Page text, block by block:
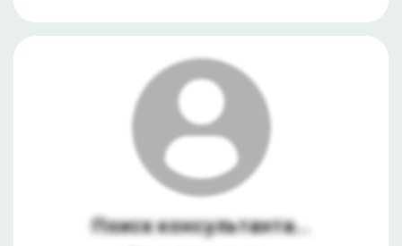
Поиск консультанта...